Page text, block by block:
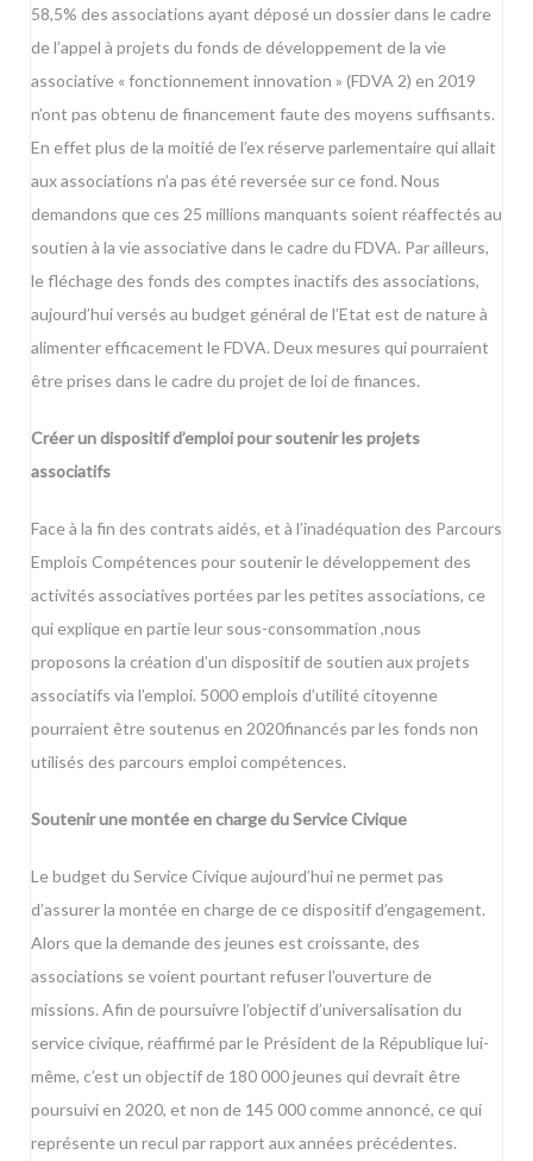
58,5% des associations ayant déposé un dossier dans le cadre
de l’appel à projets du fonds de développement de la vie
associative « fonctionnement innovation » (FDVA 2) en 2019
n’ont pas obtenu de financement faute des moyens suffisants.
En effet plus de la moitié de l’ex réserve parlementaire qui allait
aux associations n’a pas été reversée sur ce fond. Nous
demandons que ces 25 millions manquants soient réaffectés au
soutien à la vie associative dans le cadre du FDVA. Par ailleurs,
le fléchage des fonds des comptes inactifs des associations,
aujourd’hui versés au budget général de l’Etat est de nature à
alimenter efficacement le FDVA. Deux mesures qui pourraient
être prises dans le cadre du projet de loi de finances.
Créer un dispositif d’emploi pour soutenir les projets
associatifs
Face à la fin des contrats aidés, et à l’inadéquation des Parcours
Emplois Compétences pour soutenir le développement des
activités associatives portées par les petites associations, ce
qui explique en partie leur sous-consommation ,nous
proposons la création d’un dispositif de soutien aux projets
associatifs via l’emploi. 5000 emplois d’utilité citoyenne
pourraient être soutenus en 2020financés par les fonds non
utilisés des parcours emploi compétences.
Soutenir une montée en charge du Service Civique
Le budget du Service Civique aujourd’hui ne permet pas
d’assurer la montée en charge de ce dispositif d’engagement.
Alors que la demande des jeunes est croissante, des
associations se voient pourtant refuser l’ouverture de
missions. Afin de poursuivre l’objectif d’universalisation du
service civique, réaffirmé par le Président de la République lui-
même, c’est un objectif de 180 000 jeunes qui devrait être
poursuivi en 2020, et non de 145 000 comme annoncé, ce qui
représente un recul par rapport aux années précédentes.